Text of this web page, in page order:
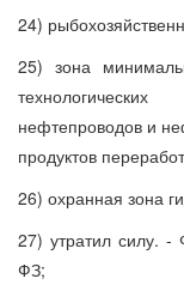
24)
25) зона
нефтепроводов и
продуктов
26) охранная зона
27) утратил силу. -
ФЗ;